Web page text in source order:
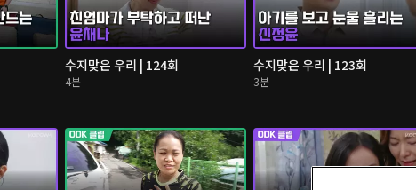
수지맞은 우리 | 124회
4분
수지맞은 우리 | 123회
3분